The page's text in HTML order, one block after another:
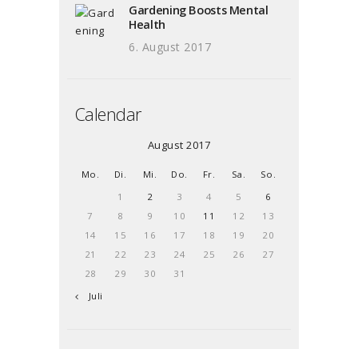
Gardening Boosts Mental
Health
6. August 2017
Calendar
August 2017
Mo. Di. Mi. Do. Fr. Sa.
So.
1
2 3 4 5
6
7
8 9 10 11 12
13
14
15 16 17 18 19
20
21
22 23 24 25 26
27
28
29 30
31
« Juli